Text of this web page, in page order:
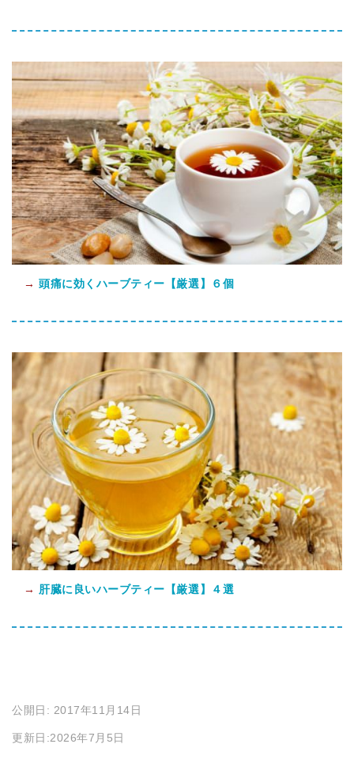
→ 頭痛に効くハーブティー【厳選】６個
→ 肝臓に良いハーブティー【厳選】４選
公開日: 2017年11月14日
更新日:2026年7月5日